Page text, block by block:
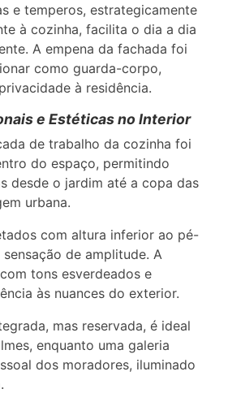
e temperos, estrategicamente
à cozinha, facilita o dia a dia
A empena da fachada foi
como guarda-corpo,
à residência.
e Estéticas no Interior
de trabalho da cozinha foi
do espaço, permitindo
desde o jardim até a copa das
urbana.
com altura inferior ao pé-
de amplitude. A
tons esverdeados e
às nuances do exterior.
mas reservada, é ideal
enquanto uma galeria
dos moradores, iluminado